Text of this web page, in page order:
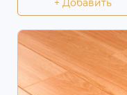
+ Добавить